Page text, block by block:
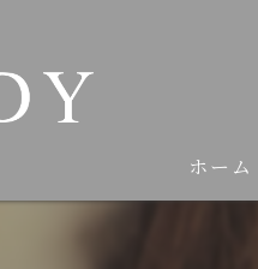
ホーム